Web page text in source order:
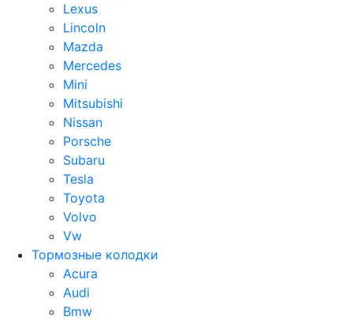
Lexus
Lincoln
Mazda
Mercedes
Mini
Mitsubishi
Nissan
Porsche
Subaru
Tesla
Toyota
Volvo
Vw
Тормозные колодки
Acura
Audi
Bmw